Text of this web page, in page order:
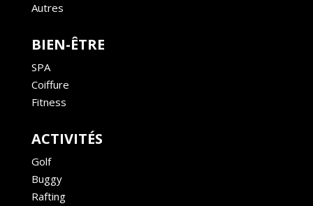
Autres
BIEN-ÊTRE
SPA
Coiffure
Fitness
ACTIVITÉS
Golf
Buggy
Rafting